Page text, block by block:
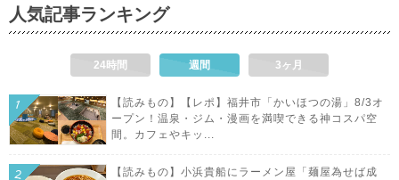
人気記事ランキング
24時間 週間 3ヶ月
【読みもの】【レポ】福井市「かいほつの湯」8/3オ
ープン！温泉・ジム・漫画を満喫できる神コスパ空
間。カフェやキッ...
【読みもの】小浜貴船にラーメン屋「麺屋為せば成